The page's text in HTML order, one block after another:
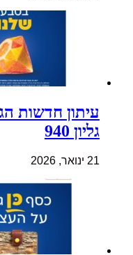
עיתון חדשות
גליון 940
21 ינואר, 2026